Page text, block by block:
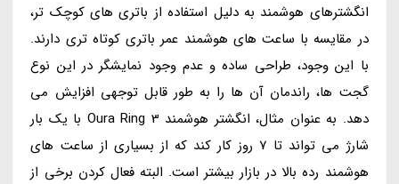
انگشترهای هوشمند به دلیل استفاده از باتری های کوچک تر،
در مقایسه با ساعت های هوشمند عمر باتری کوتاه تری دارند.
با این وجود، طراحی ساده و عدم وجود نمایشگر در این نوع
گجت ها، راندمان آن ها را به طور قابل توجهی افزایش می
دهد. به عنوان مثال، انگشتر هوشمند Oura Ring 3 با یک بار
شارژ می تواند تا 7 روز کار کند که از بسیاری از ساعت های
هوشمند رده بالا در بازار بیشتر است. البته فعال کردن برخی از